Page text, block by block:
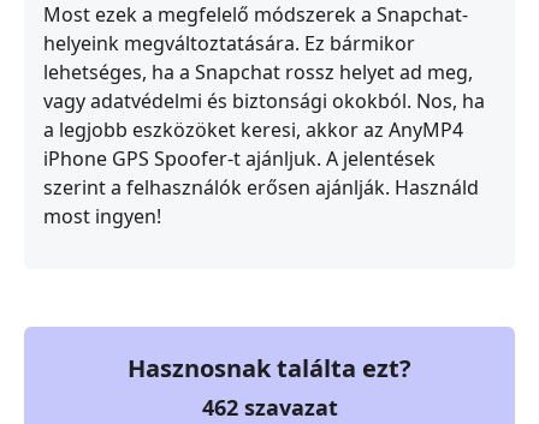
Most ezek a megfelelő módszerek a Snapchat-
helyeink megváltoztatására. Ez bármikor
lehetséges, ha a Snapchat rossz helyet ad meg,
vagy adatvédelmi és biztonsági okokból. Nos, ha
a legjobb eszközöket keresi, akkor az AnyMP4
iPhone GPS Spoofer-t ajánljuk. A jelentések
szerint a felhasználók erősen ajánlják. Használd
most ingyen!
Hasznosnak találta ezt?
462szavazat